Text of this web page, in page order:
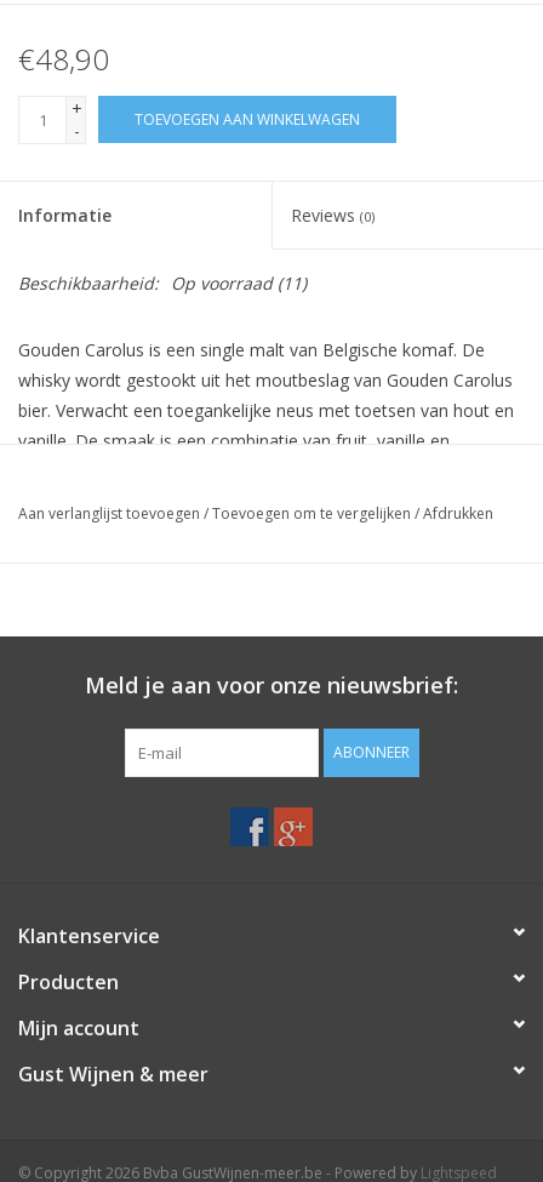
€48,90
+
-
TOEVOEGEN AAN WINKELWAGEN
Informatie Reviews (0)
Beschikbaarheid: Op voorraad(11)
Gouden Carolus is een single malt van Belgische komaf. De
whisky wordt gestookt uit het moutbeslag van Gouden Carolus
bier. Verwacht een toegankelijke neus met toetsen van hout en
vanille. De smaak is een combinatie van fruit, vanille en
middellange afdronk.
Aan verlanglijst toevoegen /Toevoegen om te vergelijken /Afdrukken
Meld je aan voor onze nieuwsbrief:
ABONNEER
Klantenservice
Producten
Mijn account
Gust Wijnen & meer
© Copyright 2026 Bvba GustWijnen-meer.be - Powered by Lightspeed